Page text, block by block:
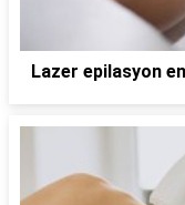
Lazer epilasyon